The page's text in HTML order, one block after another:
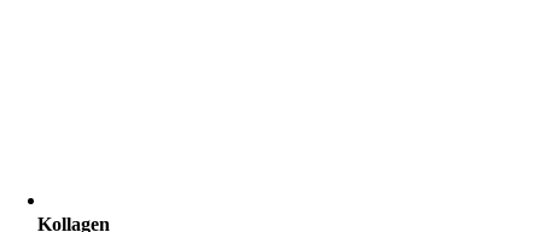
Kollagen